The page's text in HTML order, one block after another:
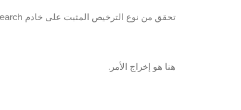
تحقق من نوع الترخيص المثبت على خادم ElasticSearch.
هنا هو إخراج الأمر.